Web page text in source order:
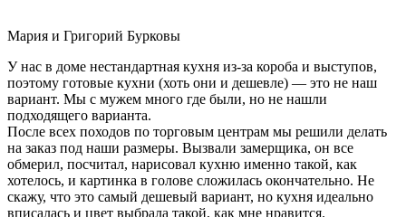
Мария и Григорий Бурковы
У нас в доме нестандартная кухня из-за короба и выступов,
поэтому готовые кухни (хоть они и дешевле) — это не наш
вариант. Мы с мужем много где были, но не нашли
подходящего варианта.
После всех походов по торговым центрам мы решили делать
на заказ под наши размеры. Вызвали замерщика, он все
обмерил, посчитал, нарисовал кухню именно такой, как
хотелось, и картинка в голове сложилась окончательно. Не
скажу, что это самый дешевый вариант, но кухня идеально
вписалась и цвет выбрала такой, как мне нравится.